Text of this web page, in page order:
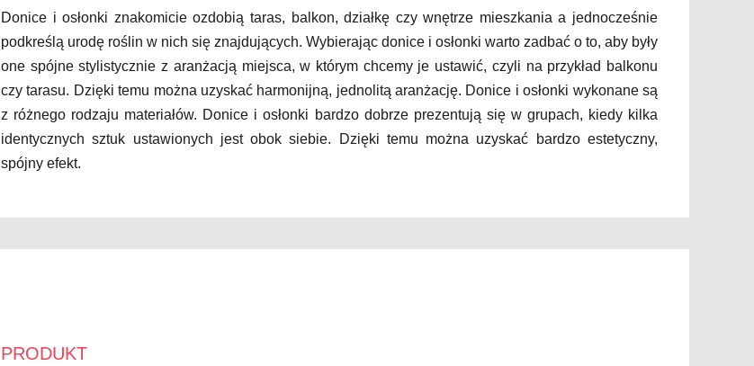
Donice i osłonki znakomicie ozdobią taras, balkon, działkę czy wnętrze mieszkania a jednocześnie
podkreślą urodę roślin w nich się znajdujących. Wybierając donice i osłonki warto zadbać o to, aby były
one spójne stylistycznie z aranżacją miejsca, w którym chcemy je ustawić, czyli na przykład balkonu
czy tarasu. Dzięki temu można uzyskać harmonijną, jednolitą aranżację. Donice i osłonki wykonane są
z różnego rodzaju materiałów. Donice i osłonki bardzo dobrze prezentują się w grupach, kiedy kilka
identycznych sztuk ustawionych jest obok siebie. Dzięki temu można uzyskać bardzo estetyczny,
spójny efekt.
PRODUKT